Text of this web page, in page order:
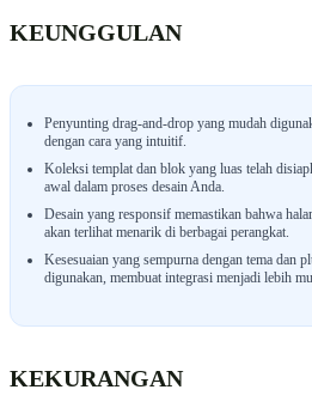
KEUNGGULAN
Penyunting drag-and-drop yang mudah
dengan cara yang intuitif.
Koleksi templat dan blok yang luas telah
awal dalam proses desain Anda.
Desain yang responsif memastikan bahwa
akan terlihat menarik di berbagai perangkat.
Kesesuaian yang sempurna dengan tema dan
digunakan, membuat integrasi menjadi lebih
KEKURANGAN